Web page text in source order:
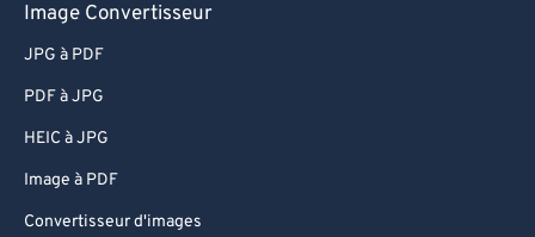
Image Convertisseur
JPG à PDF
PDF à JPG
HEIC à JPG
Image à PDF
Convertisseur d'images